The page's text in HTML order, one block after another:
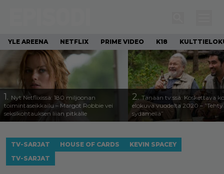
YLE AREENA NETFLIX PRIME VIDEO K18
1. Nyt Netflixissä: 180 miljoonan
toimintaseikkailu – Margot Robbie vei
seksikohtauksen liian pitkälle
2. Tänään tv:ssä: Koskettava
elokuva vuodelta 2020 – ”Tehty
sydämellä”
TV-SARJAT HOUSE OF CARDS
KEVIN SPACEY
TV-SARJAT